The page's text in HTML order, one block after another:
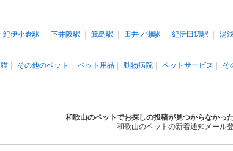
紀伊小倉駅 下井阪駅 箕島駅 田井ノ瀬駅 紀伊田辺駅 湯
猫 その他のペット ペット用品 動物病院 ペットサービス そ
和歌山のペットでお探しの投稿が見つからなかっ
和歌山のペットの新着通知メール